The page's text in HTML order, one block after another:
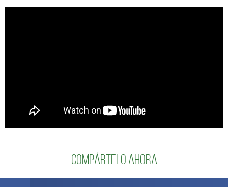
Compártelo ahora